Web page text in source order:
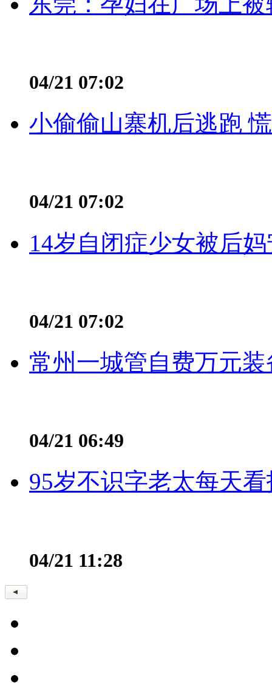
04/21 07:02
小偷偷山寨机后逃跑
04/21 07:02
14岁自闭症少女被后
04/21 07:02
常州一城管自费万元
04/21 06:49
95岁不识字老太每天
04/21 11:28